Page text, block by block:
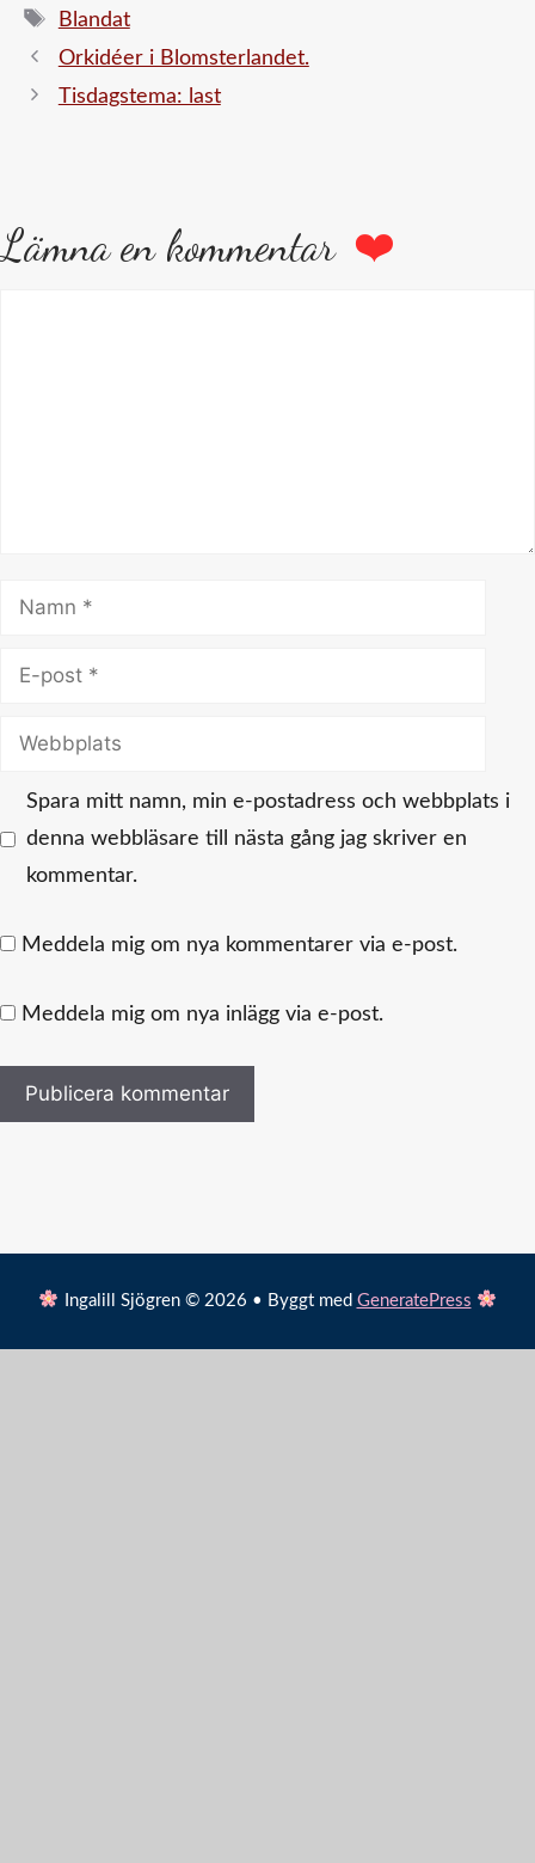
Etiketter
Blandat
Orkidéer i Blomsterlandet.
Tisdagstema: last
Lämna en kommentar
Namn
Webbplats
Spara mitt namn, min e-postadress och webbplats i
denna webbläsare till nästa gång jag skriver en
kommentar.
Meddela mig om nya kommentarer via e-post.
Meddela mig om nya inlägg via e-post.
Ingalill Sjögren © 2026 • Byggt med GeneratePress